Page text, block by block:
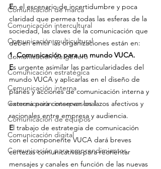
Comunicación de marca
Comunicación intercultural
Comunicación multicultural
Comunicación de género
Comunicación estratégica
Comunicación interna
Comunicación interpersonal
Comunicación de equipos
Comunicación digital
Comunicación para emprendimientos
En el escenario de incertidumbre y poca
claridad que permea todas las esferas de la
sociedad, las claves de la comunicación que
deben emitir las organizaciones están en:
1. Comunicación para un mundo VUCA.
Es urgente asimilar las particularidades del
mundo VUCA y aplicarlas en el diseño de
planes y acciones de comunicación interna y
externa para conservar los lazos afectivos y
racionales entre empresa y audiencia.
El trabajo de estrategia de comunicación
con el componente VUCA dará breves
certezas comunicativas para reorientar
mensajes y canales en función de las nuevas